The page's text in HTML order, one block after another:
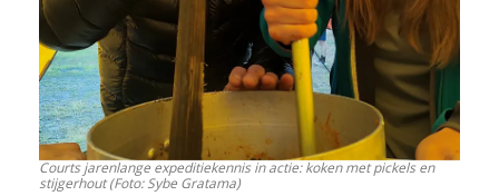
Courts jarenlange expeditiekennis in actie: koken met pickels en
stijgerhout (Foto: Sybe Gratama)